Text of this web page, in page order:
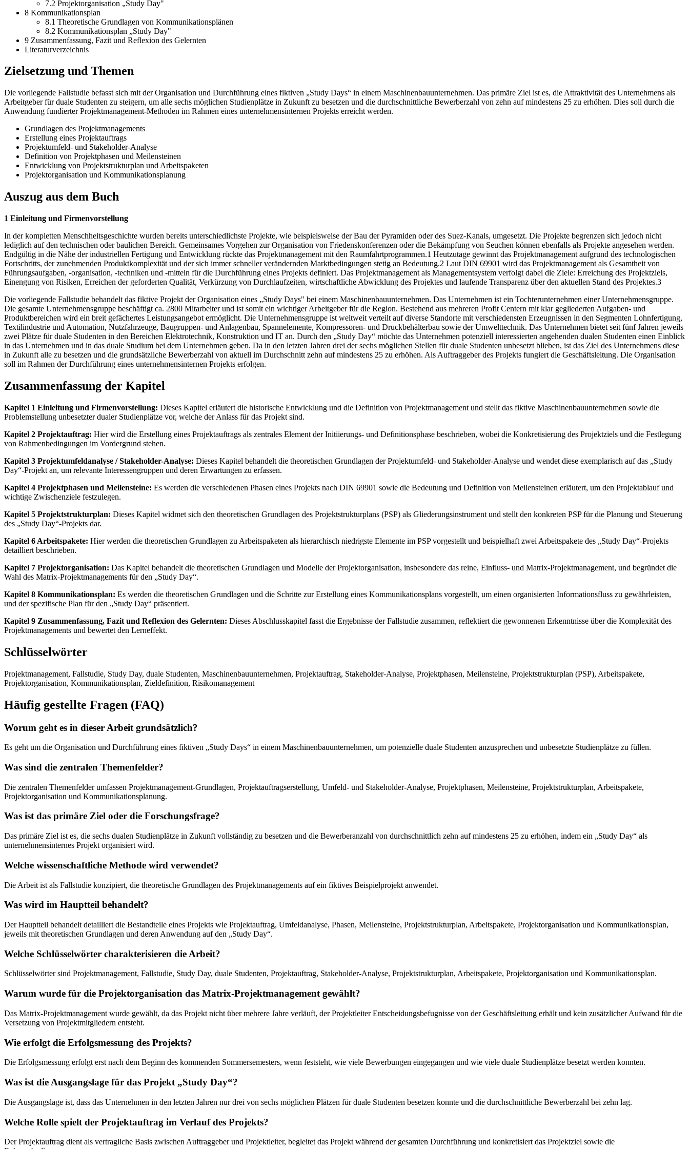
7.2 Projektorganisation „Study Day"
8 Kommunikationsplan
8.1 Theoretische Grundlagen von Kommunikationsplänen
8.2 Kommunikationsplan „Study Day"
9 Zusammenfassung, Fazit und Reflexion des Gelernten
Literaturverzeichnis
Zielsetzung und Themen
Die vorliegende Fallstudie befasst sich mit der Organisation und Durchführung eines fiktiven „Study Days“ in einem Maschinenbauunternehmen. Das primäre Ziel ist es, die Attraktivität des Unternehmens als
Arbeitgeber für duale Studenten zu steigern, um alle sechs möglichen Studienplätze in Zukunft zu besetzen und die durchschnittliche Bewerberzahl von zehn auf mindestens 25 zu erhöhen. Dies soll durch die
Anwendung fundierter Projektmanagement-Methoden im Rahmen eines unternehmensinternen Projekts erreicht werden.
Grundlagen des Projektmanagements
Erstellung eines Projektauftrags
Projektumfeld- und Stakeholder-Analyse
Definition von Projektphasen und Meilensteinen
Entwicklung von Projektstrukturplan und Arbeitspaketen
Projektorganisation und Kommunikationsplanung
Auszug aus dem Buch
1 Einleitung und Firmenvorstellung
In der kompletten Menschheitsgeschichte wurden bereits unterschiedlichste Projekte, wie beispielsweise der Bau der Pyramiden oder des Suez-Kanals, umgesetzt. Die Projekte begrenzen sich jedoch nicht
lediglich auf den technischen oder baulichen Bereich. Gemeinsames Vorgehen zur Organisation von Friedenskonferenzen oder die Bekämpfung von Seuchen können ebenfalls als Projekte angesehen werden.
Endgültig in die Nähe der industriellen Fertigung und Entwicklung rückte das Projektmanagement mit den Raumfahrtprogrammen.1 Heutzutage gewinnt das Projektmanagement aufgrund des technologischen
Fortschritts, der zunehmenden Produktkomplexität und der sich immer schneller verändernden Marktbedingungen stetig an Bedeutung.2 Laut DIN 69901 wird das Projektmanagement als Gesamtheit von
Führungsaufgaben, -organisation, -techniken und -mitteln für die Durchführung eines Projekts definiert. Das Projektmanagement als Managementsystem verfolgt dabei die Ziele: Erreichung des Projektziels,
Einengung von Risiken, Erreichen der geforderten Qualität, Verkürzung von Durchlaufzeiten, wirtschaftliche Abwicklung des Projektes und laufende Transparenz über den aktuellen Stand des Projektes.3
Die vorliegende Fallstudie behandelt das fiktive Projekt der Organisation eines „Study Days" bei einem Maschinenbauunternehmen. Das Unternehmen ist ein Tochterunternehmen einer Unternehmensgruppe.
Die gesamte Unternehmensgruppe beschäftigt ca. 2800 Mitarbeiter und ist somit ein wichtiger Arbeitgeber für die Region. Bestehend aus mehreren Profit Centern mit klar gegliederten Aufgaben- und
Produktbereichen wird ein breit gefächertes Leistungsangebot ermöglicht. Die Unternehmensgruppe ist weltweit verteilt auf diverse Standorte mit verschiedensten Erzeugnissen in den Segmenten Lohnfertigung,
Textilindustrie und Automation, Nutzfahrzeuge, Baugruppen- und Anlagenbau, Spannelemente, Kompressoren- und Druckbehälterbau sowie der Umwelttechnik. Das Unternehmen bietet seit fünf Jahren jeweils
zwei Plätze für duale Studenten in den Bereichen Elektrotechnik, Konstruktion und IT an. Durch den „Study Day“ möchte das Unternehmen potenziell interessierten angehenden dualen Studenten einen Einblick
in das Unternehmen und in das duale Studium bei dem Unternehmen geben. Da in den letzten Jahren drei der sechs möglichen Stellen für duale Studenten unbesetzt blieben, ist das Ziel des Unternehmens diese
in Zukunft alle zu besetzen und die grundsätzliche Bewerberzahl von aktuell im Durchschnitt zehn auf mindestens 25 zu erhöhen. Als Auftraggeber des Projekts fungiert die Geschäftsleitung. Die Organisation
soll im Rahmen der Durchführung eines unternehmensinternen Projekts erfolgen.
Zusammenfassung der Kapitel
Kapitel 1 Einleitung und Firmenvorstellung: Dieses Kapitel erläutert die historische Entwicklung und die Definition von Projektmanagement und stellt das fiktive Maschinenbauunternehmen sowie die
Problemstellung unbesetzter dualer Studienplätze vor, welche der Anlass für das Projekt sind.
Kapitel 2 Projektauftrag: Hier wird die Erstellung eines Projektauftrags als zentrales Element der Initiierungs- und Definitionsphase beschrieben, wobei die Konkretisierung des Projektziels und die Festlegung
von Rahmenbedingungen im Vordergrund stehen.
Kapitel 3 Projektumfeldanalyse / Stakeholder-Analyse: Dieses Kapitel behandelt die theoretischen Grundlagen der Projektumfeld- und Stakeholder-Analyse und wendet diese exemplarisch auf das „Study
Day“-Projekt an, um relevante Interessengruppen und deren Erwartungen zu erfassen.
Kapitel 4 Projektphasen und Meilensteine: Es werden die verschiedenen Phasen eines Projekts nach DIN 69901 sowie die Bedeutung und Definition von Meilensteinen erläutert, um den Projektablauf und
wichtige Zwischenziele festzulegen.
Kapitel 5 Projektstrukturplan: Dieses Kapitel widmet sich den theoretischen Grundlagen des Projektstrukturplans (PSP) als Gliederungsinstrument und stellt den konkreten PSP für die Planung und Steuerung
des „Study Day“-Projekts dar.
Kapitel 6 Arbeitspakete: Hier werden die theoretischen Grundlagen zu Arbeitspaketen als hierarchisch niedrigste Elemente im PSP vorgestellt und beispielhaft zwei Arbeitspakete des „Study Day“-Projekts
detailliert beschrieben.
Kapitel 7 Projektorganisation: Das Kapitel behandelt die theoretischen Grundlagen und Modelle der Projektorganisation, insbesondere das reine, Einfluss- und Matrix-Projektmanagement, und begründet die
Wahl des Matrix-Projektmanagements für den „Study Day“.
Kapitel 8 Kommunikationsplan: Es werden die theoretischen Grundlagen und die Schritte zur Erstellung eines Kommunikationsplans vorgestellt, um einen organisierten Informationsfluss zu gewährleisten,
und der spezifische Plan für den „Study Day“ präsentiert.
Kapitel 9 Zusammenfassung, Fazit und Reflexion des Gelernten: Dieses Abschlusskapitel fasst die Ergebnisse der Fallstudie zusammen, reflektiert die gewonnenen Erkenntnisse über die Komplexität des
Projektmanagements und bewertet den Lerneffekt.
Schlüsselwörter
Projektmanagement, Fallstudie, Study Day, duale Studenten, Maschinenbauunternehmen, Projektauftrag, Stakeholder-Analyse, Projektphasen, Meilensteine, Projektstrukturplan (PSP), Arbeitspakete,
Projektorganisation, Kommunikationsplan, Zieldefinition, Risikomanagement
Häufig gestellte Fragen (FAQ)
Worum geht es in dieser Arbeit grundsätzlich?
Es geht um die Organisation und Durchführung eines fiktiven „Study Days“ in einem Maschinenbauunternehmen, um potenzielle duale Studenten anzusprechen und unbesetzte Studienplätze zu füllen.
Was sind die zentralen Themenfelder?
Die zentralen Themenfelder umfassen Projektmanagement-Grundlagen, Projektauftragserstellung, Umfeld- und Stakeholder-Analyse, Projektphasen, Meilensteine, Projektstrukturplan, Arbeitspakete,
Projektorganisation und Kommunikationsplanung.
Was ist das primäre Ziel oder die Forschungsfrage?
Das primäre Ziel ist es, die sechs dualen Studienplätze in Zukunft vollständig zu besetzen und die Bewerberanzahl von durchschnittlich zehn auf mindestens 25 zu erhöhen, indem ein „Study Day“ als
unternehmensinternes Projekt organisiert wird.
Welche wissenschaftliche Methode wird verwendet?
Die Arbeit ist als Fallstudie konzipiert, die theoretische Grundlagen des Projektmanagements auf ein fiktives Beispielprojekt anwendet.
Was wird im Hauptteil behandelt?
Der Hauptteil behandelt detailliert die Bestandteile eines Projekts wie Projektauftrag, Umfeldanalyse, Phasen, Meilensteine, Projektstrukturplan, Arbeitspakete, Projektorganisation und Kommunikationsplan,
jeweils mit theoretischen Grundlagen und deren Anwendung auf den „Study Day“.
Welche Schlüsselwörter charakterisieren die Arbeit?
Schlüsselwörter sind Projektmanagement, Fallstudie, Study Day, duale Studenten, Projektauftrag, Stakeholder-Analyse, Projektstrukturplan, Arbeitspakete, Projektorganisation und Kommunikationsplan.
Warum wurde für die Projektorganisation das Matrix-Projektmanagement gewählt?
Das Matrix-Projektmanagement wurde gewählt, da das Projekt nicht über mehrere Jahre verläuft, der Projektleiter Entscheidungsbefugnisse von der Geschäftsleitung erhält und kein zusätzlicher Aufwand für die
Versetzung von Projektmitgliedern entsteht.
Wie erfolgt die Erfolgsmessung des Projekts?
Die Erfolgsmessung erfolgt erst nach dem Beginn des kommenden Sommersemesters, wenn feststeht, wie viele Bewerbungen eingegangen und wie viele duale Studienplätze besetzt werden konnten.
Was ist die Ausgangslage für das Projekt „Study Day“?
Die Ausgangslage ist, dass das Unternehmen in den letzten Jahren nur drei von sechs möglichen Plätzen für duale Studenten besetzen konnte und die durchschnittliche Bewerberzahl bei zehn lag.
Welche Rolle spielt der Projektauftrag im Verlauf des Projekts?
Der Projektauftrag dient als vertragliche Basis zwischen Auftraggeber und Projektleiter, begleitet das Projekt während der gesamten Durchführung und konkretisiert das Projektziel sowie die